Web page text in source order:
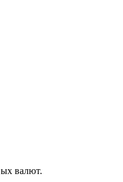
валют.